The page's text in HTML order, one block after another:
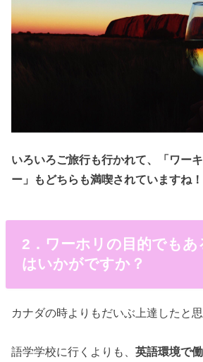
いろいろご旅行も行かれて、「ワー
ー」もどちらも満喫されていますね！
2．ワーホリの目的でもあ
はいかがですか？
カナダの時よりもだいぶ上達したと思
語学学校に行くよりも、英語環境で